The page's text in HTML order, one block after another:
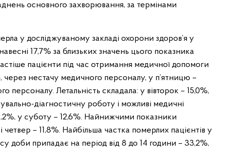
основного захворювання, за термінами
у досліджуваному закладі охорони здоров’я у
17,7% за близьких значень цього показника
пацієнти під час отримання медичної допомоги
нестачу медичного персоналу, у п’ятницю –
персоналу. Летальність складала: у вівторок – 15,0%,
діагностичну роботу і можливі медичні
у суботу – 12,6%. Найнижчими показники
четвер – 11,8%. Найбільша частка померлих пацієнтів у
доби припадає на період від 8 до 14 години – 33,2%,